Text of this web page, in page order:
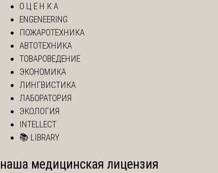
О Ц Е Н К А
ENGENEERING
ПОЖАРОТЕХНИКА
АВТОТЕХНИКА
ТОВАРОВЕДЕНИЕ
ЭКОНОМИКА
ЛИНГВИСТИКА
ЛАБОРАТОРИЯ
ЭКОЛОГИЯ
INTELLECT
📚 LIBRARY
наша медицинская лицензия